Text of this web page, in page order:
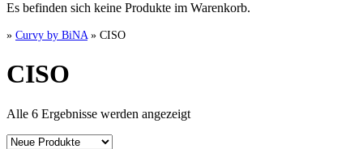
Es befinden sich keine Produkte im Warenkorb.
» Curvy by BiNA » CISO
CISO
Alle 6 Ergebnisse werden angezeigtNach